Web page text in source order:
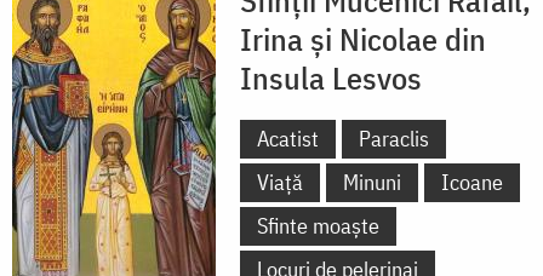
Irina și Nicolae din
Insula Lesvos
Acatist
Paraclis
Viață
Minuni
Icoane
Sfinte moaște
Locuri de pelerinaj